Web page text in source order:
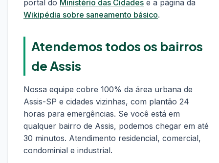
portal do Ministério das Cidades e a página da
Wikipédia sobre saneamento básico.
Atendemos todos os bairros
de Assis
Nossa equipe cobre 100% da área urbana de
Assis-SP e cidades vizinhas, com plantão 24
horas para emergências. Se você está em
qualquer bairro de Assis, podemos chegar em até
30 minutos. Atendimento residencial, comercial,
condominial e industrial.